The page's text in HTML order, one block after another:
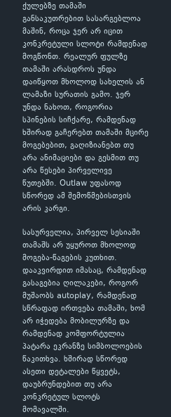
ქულებზე თამაში
განსაკუთრებით სასარგებლოა
მაშინ, როცა ჯერ არ იცით
კონკრეტული სლოტი რამდენად
მოგწონთ. რეალურ ფულზე
თამაში არასდროს უნდა
დაიწყოთ მხოლოდ სახელის ან
ლამაზი სურათის გამო. ჯერ
უნდა ნახოთ, როგორია
სპინების სიჩქარე, რამდენად
ხშირად გაჩერებთ თამაში მცირე
მოგებებით, გაღიზიანებთ თუ
არა ანიმაციები და გესმით თუ
არა წესები პირველივე
წუთებში. Outlaw უფასოდ
სწორედ ამ შემოწმებისთვის
არის კარგი.
სასურველია, პირველ სესიაში
თამაშს არ უყუროთ მხოლოდ
მოგება-წაგების კუთხით.
დააკვირდით იმასაც, რამდენად
გასაგებია ღილაკები, როგორ
მუშაობს autoplay, რამდენად
სწრაფად ირთვება თამაში, ხომ
არ იჭედება მობილურზე და
რამდენად კომფორტულია
პატარა ეკრანზე სიმბოლოების
წაკითხვა. ხშირად სწორედ
ასეთი დეტალები წყვეტს,
დაუბრუნდებით თუ არა
კონკრეტულ სლოტს
მომავალში.